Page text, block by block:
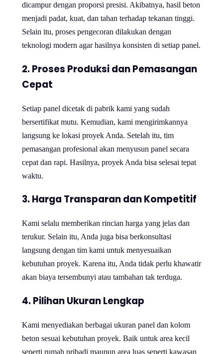
dicampur dengan proporsi presisi. Akibatnya, hasil beton
menjadi padat, kuat, dan tahan terhadap tekanan tinggi.
Selain itu, proses pengecoran dilakukan dengan
teknologi modern agar hasilnya konsisten di setiap panel.
2. Proses Produksi dan Pemasangan
Cepat
Setiap panel dicetak di pabrik kami yang sudah
bersertifikat mutu. Kemudian, kami mengirimkannya
langsung ke lokasi proyek Anda. Setelah itu, tim
pemasangan profesional akan menyusun panel secara
cepat dan rapi. Hasilnya, proyek Anda bisa selesai tepat
waktu.
3. Harga Transparan dan Kompetitif
Kami selalu memberikan rincian harga yang jelas dan
terukur. Selain itu, Anda juga bisa berkonsultasi
langsung dengan tim kami untuk menyesuaikan
kebutuhan proyek. Karena itu, Anda tidak perlu khawatir
akan biaya tersembunyi atau tambahan tak terduga.
4. Pilihan Ukuran Lengkap
Kami menyediakan berbagai ukuran panel dan kolom
beton sesuai kebutuhan proyek. Baik untuk area kecil
seperti rumah pribadi maupun area luas seperti kawasan